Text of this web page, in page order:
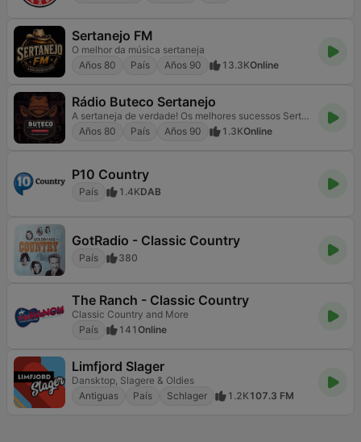
Sertanejo FM
O melhor da música sertaneja
Años 80
País Años 90 13.3KOnline
Rádio Buteco Sertanejo
A sertaneja de verdade! Os melhores sucessos Sertanejo Anos 80,90,2000
Años 80
País Años 90 1.3KOnline
P10 Country
País 1.4KDAB
GotRadio - Classic Country
País 380
The Ranch - Classic Country
Classic Country and More
País
141 Online
Limfjord Slager
Dansktop, Slagere & Oldies
Antiguas
País Schlager 1.2K107.3 FM